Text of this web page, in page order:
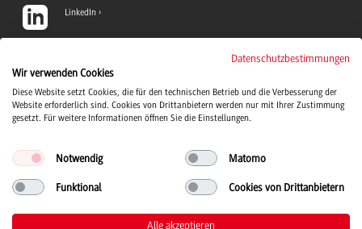
LinkedIn
YouTube
© 2026 Duale Hochschule Baden-Württemberg
Datenschutzbestimmungen
Wir verwenden Cookies
Diese Website setzt Cookies, die für den technischen Betrieb und die Verbesserung der
Website erforderlich sind. Cookies von Drittanbietern werden nur mit Ihrer Zustimmung
gesetzt. Für weitere Informationen öffnen Sie die Einstellungen.
Notwendig Matomo
Funktional Cookies von Drittanbietern
Alle akzeptieren